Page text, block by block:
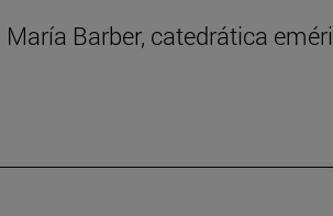
Barber, catedrática